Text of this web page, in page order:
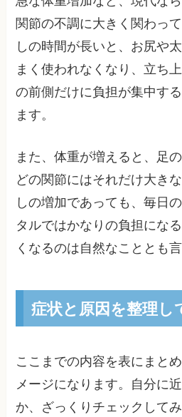
関節の不調に大きく関わっ
しの時間が長いと、お尻や
まく使われなくなり、立ち
の前側だけに負担が集中す
ます。
また、体重が増えると、足
どの関節にはそれだけ大き
しの増加であっても、毎日
タルではかなりの負担にな
くなるのは自然なこととも言
症状と原因を整理し
ここまでの内容を表にまと
メージになります。自分に
か、ざっくりチェックしてみ